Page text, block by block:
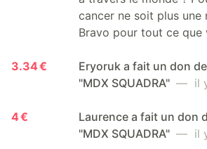
cancer ne soit plus une
Bravo pour tout ce que
3.34 €
Eryoruk a fait un don
"MDX SQUADRA" — il y
4 €
Laurence a fait un don
"MDX SQUADRA" — il y